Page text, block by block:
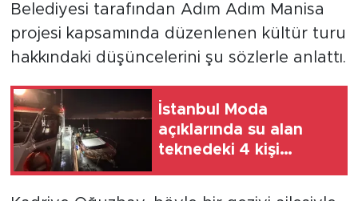
Belediyesi tarafından Adım Adım Manisa
projesi kapsamında düzenlenen kültür turu
hakkındaki düşüncelerini şu sözlerle anlattı.
İstanbul Moda
açıklarında su alan
teknedeki 4 kişi